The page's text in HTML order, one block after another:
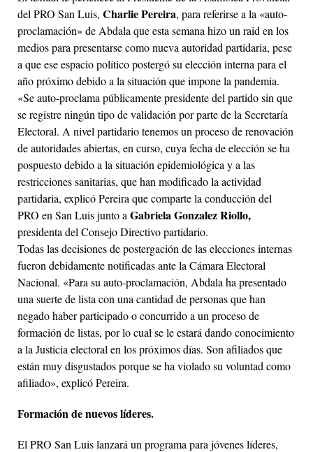
del PRO San Luis, Charlie Pereira, para referirse a la «auto-
proclamación» de Abdala que esta semana hizo un raid en los
medios para presentarse como nueva autoridad partidaria, pese
a que ese espacio político postergó su elección interna para el
año próximo debido a la situación que impone la pandemia.
«Se auto-proclama públicamente presidente del partido sin que
se registre ningún tipo de validación por parte de la Secretaría
Electoral. A nivel partidario tenemos un proceso de renovación
de autoridades abiertas, en curso, cuya fecha de elección se ha
pospuesto debido a la situación epidemiológica y a las
restricciones sanitarias, que han modificado la actividad
partidaria, explicó Pereira que comparte la conducción del
PRO en San Luis junto a Gabriela Gonzalez Riollo,
presidenta del Consejo Directivo partidario.
Todas las decisiones de postergación de las elecciones internas
fueron debidamente notificadas ante la Cámara Electoral
Nacional. «Para su auto-proclamación, Abdala ha presentado
una suerte de lista con una cantidad de personas que han
negado haber participado o concurrido a un proceso de
formación de listas, por lo cual se le estará dando conocimiento
a la Justicia electoral en los próximos días. Son afiliados que
están muy disgustados porque se ha violado su voluntad como
afiliado», explicó Pereira.
Formación de nuevos líderes.
El PRO San Luis lanzará un programa para jóvenes líderes,